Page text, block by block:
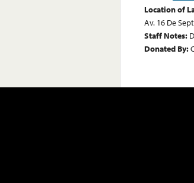
Location of
Av. 16 De
Staff Notes:
Donated By: